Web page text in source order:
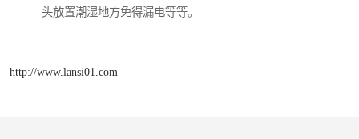
头放置潮湿地方免得漏电等等。
http://www.lansi01.com